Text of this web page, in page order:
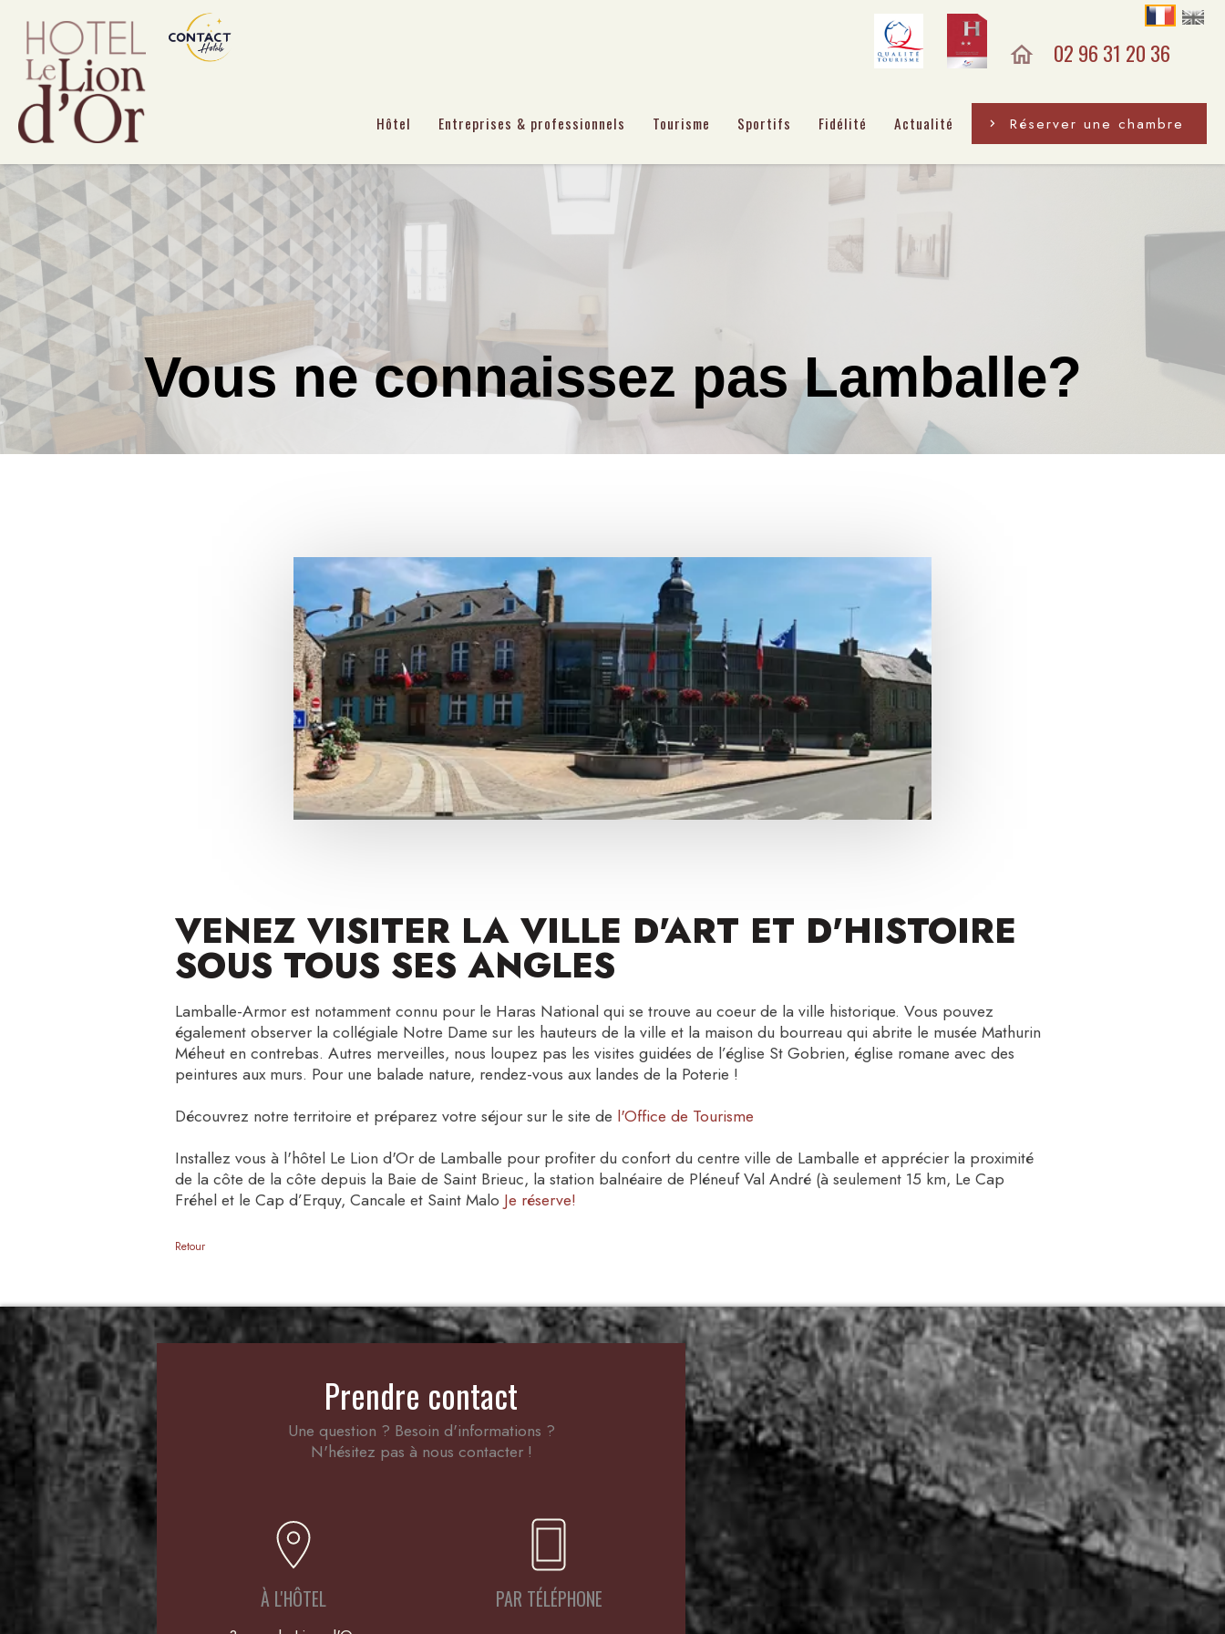
02 96 31 20 36
Hôtel Entreprises & professionnels Tourisme Sportifs Fidélité Actualité Réserver une chambre
Vous ne connaissez pas Lamballe?
VENEZ VISITER LA VILLE D'ART ET D'HISTOIRE
SOUS TOUS SES ANGLES
Lamballe-Armor est notamment connu pour le Haras National qui se trouve au coeur de la ville historique. Vous pouvez
également observer la collégiale Notre Dame sur les hauteurs de la ville et la maison du bourreau qui abrite le musée Mathurin
Méheut en contrebas. Autres merveilles, nous loupez pas les visites guidées de l’église St Gobrien, église romane avec des
peintures aux murs. Pour une balade nature, rendez-vous aux landes de la Poterie !
Découvrez notre territoire et préparez votre séjour sur le site de l'Office de Tourisme
Installez vous à l'hôtel Le Lion d'Or de Lamballe pour profiter du confort du centre ville de Lamballe et apprécier la proximité
de la côte de la côte depuis la Baie de Saint Brieuc, la station balnéaire de Pléneuf Val André (à seulement 15 km, Le Cap
Fréhel et le Cap d’Erquy, Cancale et Saint Malo Je réserve!
Retour
Prendre contact
Une question ? Besoin d'informations ?
N'hésitez pas à nous contacter !
À L'HÔTEL PAR TÉLÉPHONE